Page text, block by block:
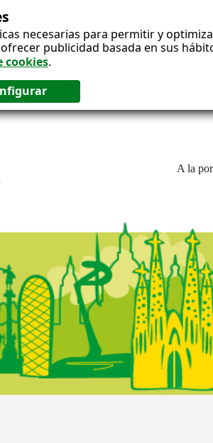
necesarias para permitir y
publicidad basada en sus
cookies.
A la